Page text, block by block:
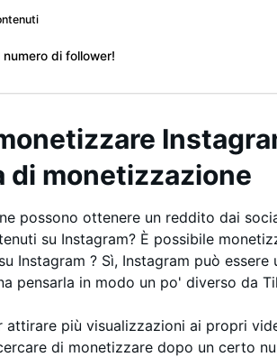
di follower!
di monetizzazione
possono ottenere un reddito dai
su Instagram? È possibile
Instagram ? Sì, Instagram può
pensarla in modo un po' diverso da
attirare più visualizzazioni ai propri
di monetizzare dopo un certo